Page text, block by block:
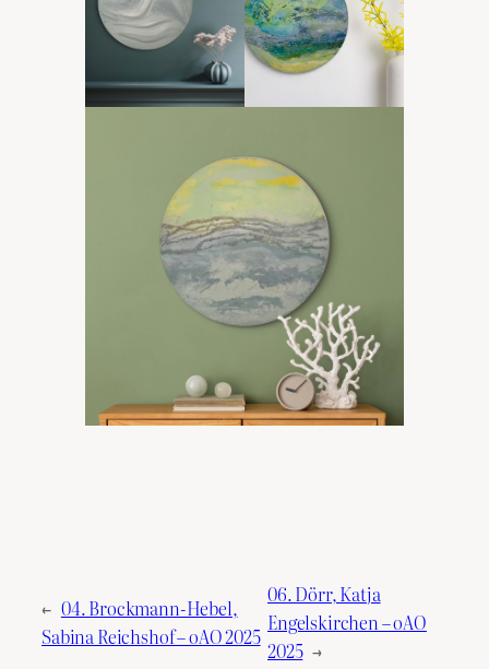
← 04. Brockmann-Hebel,
Sabina Reichshof – oAO 2025
06. Dörr, Katja
Engelskirchen – oAO
2025 →